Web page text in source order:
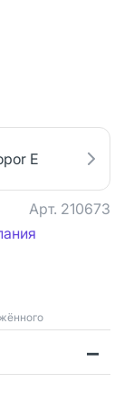
Е
Арт. 210673